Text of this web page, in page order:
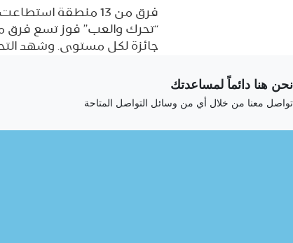
“تحرك والعب” فوز تسع فرق
جائزة لكل مستوى. وشهد التحدي مشاركة 36 فريقاً بعدد منافسين إجمالي وصل
نحن هنا دائماً لمساعدتك
تواصل معنا من خلال أي من وسائل التواصل المتاحة